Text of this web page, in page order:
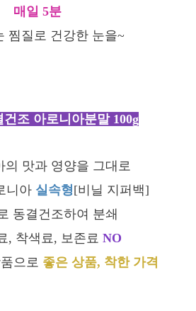
매일 5분
찜질로 건강한 눈을~
조 아로니아분말 100g
의 맛과 영양을 그대로
니아 실속형[비닐 지퍼백]
동결건조하여 분쇄
, 착색료, 보존료 NO
으로 좋은 상품, 착한 가격